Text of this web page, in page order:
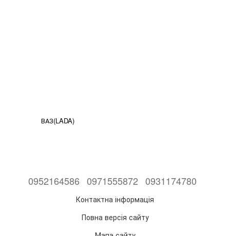
ВАЗ(LADA)
0952164586 0971555872 0931174780
Контактна інформація
Повна версія сайту